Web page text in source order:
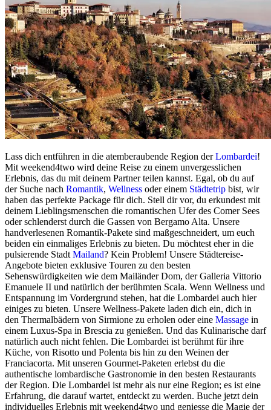
Lass dich entführen in die atemberaubende Region derLombardei!
Mit weekend4two wird deine Reise zu einem unvergesslichen
Erlebnis, das du mit deinem Partner teilen kannst. Egal, ob du auf
der Suche nach Romantik, Wellness oder einem Städtetrip bist, wir
haben das perfekte Package für dich. Stell dir vor, du erkundest mit
deinem Lieblingsmenschen die romantischen Ufer des Comer Sees
oder schlenderst durch die Gassen von Bergamo Alta. Unsere
handverlesenen Romantik-Pakete sind maßgeschneidert, um euch
beiden ein einmaliges Erlebnis zu bieten. Du möchtest eher in die
pulsierende StadtMailand? Kein Problem! Unsere Städtereise-
Angebote bieten exklusive Touren zu den besten
Sehenswürdigkeiten wie dem Mailänder Dom, der Galleria Vittorio
Emanuele II und natürlich der berühmten Scala. Wenn Wellness und
Entspannung im Vordergrund stehen, hat die Lombardei auch hier
einiges zu bieten. Unsere Wellness-Pakete laden dich ein, dich in
den Thermalbädern von Sirmione zu erholen oder eine Massage in
einem Luxus-Spa in Brescia zu genießen. Und das Kulinarische darf
natürlich auch nicht fehlen. Die Lombardei ist berühmt für ihre
Küche, von Risotto und Polenta bis hin zu den Weinen der
Franciacorta. Mit unseren Gourmet-Paketen erlebst du die
authentische lombardische Gastronomie in den besten Restaurants
der Region. Die Lombardei ist mehr als nur eine Region; es ist eine
Erfahrung, die darauf wartet, entdeckt zu werden. Buche jetzt dein
individuelles Erlebnis mit weekend4two und geniesse die Magie der